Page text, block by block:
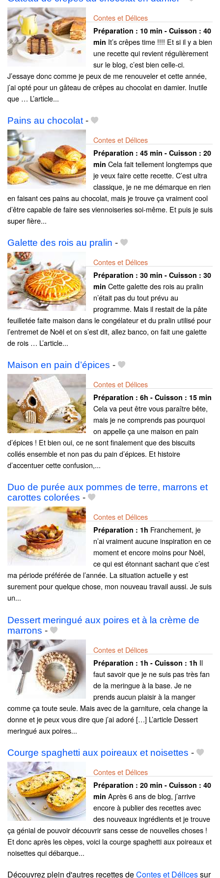
Contes et Délices
Préparation : 10 min - Cuisson : 40
min It’s crêpes time !!!! Et si il y a bien
une recette qui revient régulièrement
sur le blog, c’est bien celle-ci.
J’essaye donc comme je peux de me renouveler et cette année,
j’ai opté pour un gâteau de crêpes au chocolat en damier. Inutile
que … L’article...
Pains au chocolat -
Contes et Délices
Préparation : 45 min - Cuisson : 20
min Cela fait tellement longtemps que
je veux faire cette recette. C’est ultra
classique, je ne me démarque en rien
en faisant ces pains au chocolat, mais je trouve ça vraiment cool
d’être capable de faire ses viennoiseries soi-même. Et puis je suis
super fière...
Galette des rois au pralin -
Contes et Délices
Préparation : 30 min - Cuisson : 30
min Cette galette des rois au pralin
n’était pas du tout prévu au
programme. Mais il restait de la pâte
feuilletée faite maison dans le congélateur et du pralin utilisé pour
l’entremet de Noël et on s’est dit, allez banco, on fait une galette
de rois … L’article...
Maison en pain d’épices -
Contes et Délices
Préparation : 6h - Cuisson : 15 min
Cela va peut être vous paraître bête,
mais je ne comprends pas pourquoi
on appelle ça une maison en pain
d’épices ! Et bien oui, ce ne sont finalement que des biscuits
collés ensemble et non pas du pain d’épices. Et histoire
d’accentuer cette confusion,...
Duo de purée aux pommes de terre, marrons et
carottes colorées -
Contes et Délices
Préparation : 1h Franchement, je
n’ai vraiment aucune inspiration en ce
moment et encore moins pour Noël,
ce qui est étonnant sachant que c’est
ma période préférée de l’année. La situation actuelle y est
surement pour quelque chose, mon nouveau travail aussi. Je suis
un...
Dessert meringué aux poires et à la crème de
marrons -
Contes et Délices
Préparation : 1h - Cuisson : 1h Il
faut savoir que je ne suis pas très fan
de la meringue à la base. Je ne
prends aucun plaisir à la manger
comme ça toute seule. Mais avec de la garniture, cela change la
donne et je peux vous dire que j’ai adoré […] L’article Dessert
meringué aux poires...
Courge spaghetti aux poireaux et noisettes -
Contes et Délices
Préparation : 20 min - Cuisson : 40
min Après 6 ans de blog, j’arrive
encore à publier des recettes avec
des nouveaux ingrédients et je trouve
ça génial de pouvoir découvrir sans cesse de nouvelles choses !
Et donc après les cèpes, voici la courge spaghetti aux poireaux et
noisettes qui débarque...
Découvrez plein d'autres recettes deContes et Délicessur